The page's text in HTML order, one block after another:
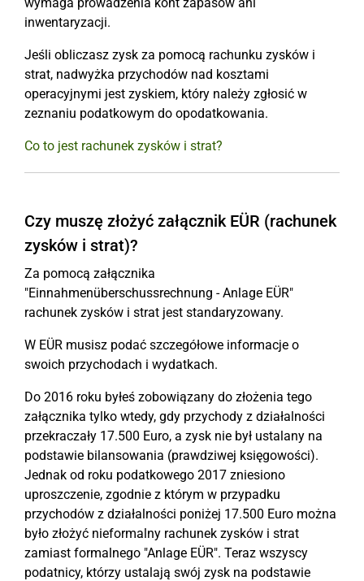
inwentaryzacji.
Jeśli obliczasz zysk za pomocą rachunku zysków i
strat, nadwyżka przychodów nad kosztami
operacyjnymi jest zyskiem, który należy zgłosić w
zeznaniu podatkowym do opodatkowania.
Co to jest rachunek zysków i strat?
Czy muszę złożyć załącznik EÜR (rachunek
zysków i strat)?
Za pomocą załącznika
"Einnahmenüberschussrechnung - Anlage EÜR"
rachunek zysków i strat jest standaryzowany.
W EÜR musisz podać szczegółowe informacje o
swoich przychodach i wydatkach.
Do 2016 roku byłeś zobowiązany do złożenia tego
załącznika tylko wtedy, gdy przychody z działalności
przekraczały 17.500 Euro, a zysk nie był ustalany na
podstawie bilansowania (prawdziwej księgowości).
Jednak od roku podatkowego 2017 zniesiono
uproszczenie, zgodnie z którym w przypadku
przychodów z działalności poniżej 17.500 Euro można
było złożyć nieformalny rachunek zysków i strat
zamiast formalnego "Anlage EÜR". Teraz wszyscy
podatnicy, którzy ustalają swój zysk na podstawie